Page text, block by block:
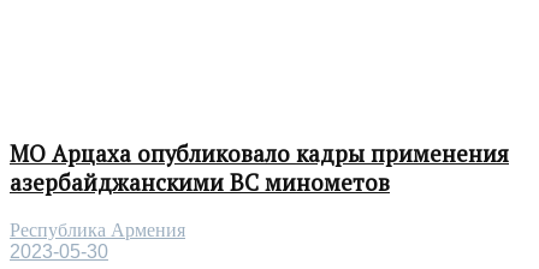
МО Арцаха опубликовало кадры применения
азербайджанскими ВС минометов
Республика Армения
2023-05-30